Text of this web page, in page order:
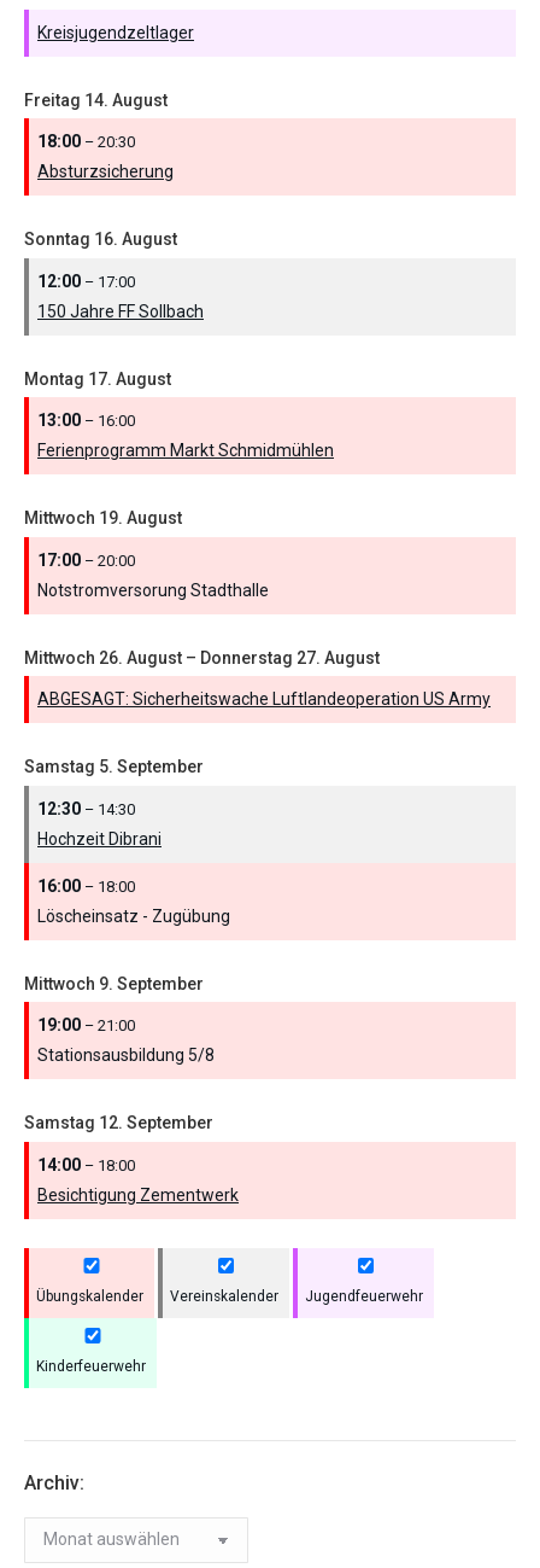
Kreisjugendzeltlager
Freitag 14. August
18:00 – 20:30
Absturzsicherung
Sonntag 16. August
12:00 – 17:00
150 Jahre FF Sollbach
Montag 17. August
13:00 – 16:00
Ferienprogramm Markt Schmidmühlen
Mittwoch 19. August
17:00 – 20:00
Notstromversorung Stadthalle
Mittwoch 26. August – Donnerstag 27. August
ABGESAGT: Sicherheitswache Luftlandeoperation US Army
Samstag 5. September
12:30 – 14:30
Hochzeit Dibrani
16:00 – 18:00
Löscheinsatz - Zugübung
Mittwoch 9. September
19:00 – 21:00
Stationsausbildung 5/8
Samstag 12. September
14:00 – 18:00
Besichtigung Zementwerk
Übungskalender Vereinskalender Jugendfeuerwehr
Kinderfeuerwehr
Archiv:
Archiv: